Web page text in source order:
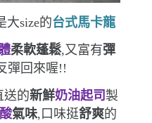
大size的台式馬卡龍
柔軟蓬鬆,又富有彈
彈回來喔!!
送的新鮮奶油起司 製
氣味,口味挺舒爽的